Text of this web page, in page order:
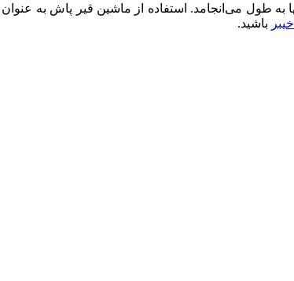
به طول می‌انجامد. استفاده از ماشین قیر پاش به
باشید.